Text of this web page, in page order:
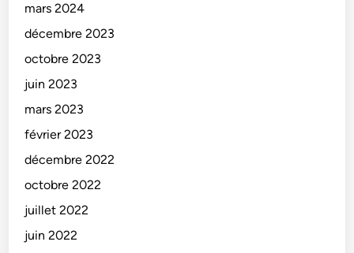
mars 2024
décembre 2023
octobre 2023
juin 2023
mars 2023
février 2023
décembre 2022
octobre 2022
juillet 2022
juin 2022